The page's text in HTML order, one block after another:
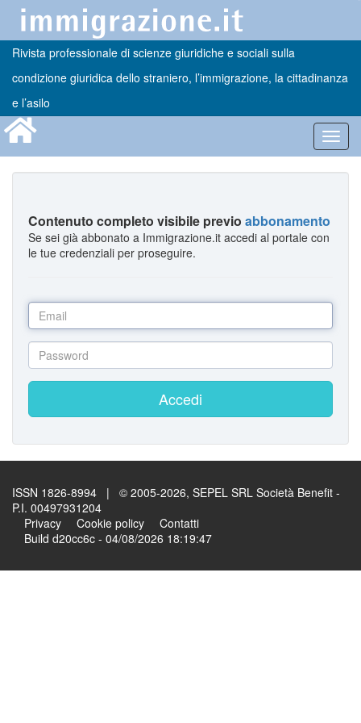
Rivista professionale di scienze giuridiche e sociali sulla
condizione giuridica dello straniero, l’immigrazione, la cittadinanza
e l’asilo
Contenuto completo visibile previo abbonamento
Se sei già abbonato a Immigrazione.it accedi al portale con
le tue credenziali per proseguire.
Accedi
ISSN 1826-8994 | © 2005-2026, SEPEL SRL Società Benefit -
P.I. 00497931204
Privacy
Cookie policy
Contatti
Build d20cc6c - 04/08/2026 18:19:47